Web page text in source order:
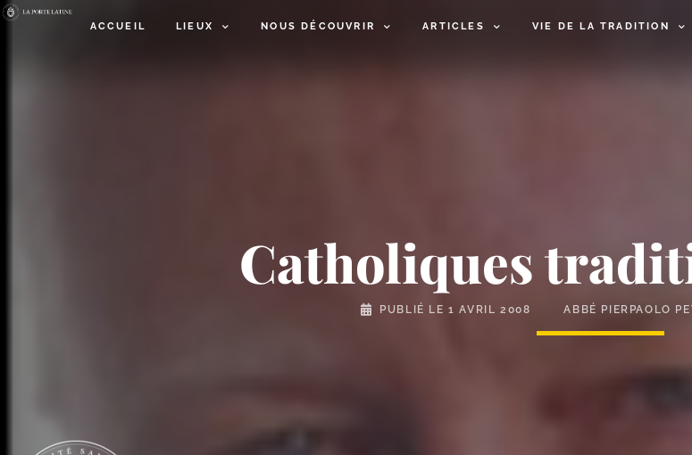
ACCUEIL LIEUX NOUS DÉCOUVRIR ARTICLES VIE DE LA TRADITION
Catholiques
PUBLIÉ LE1 AVRIL 2008 ABBÉ PIERPAOLO